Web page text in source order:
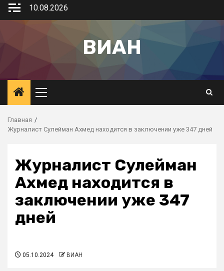
10.08.2026
ВИАН
Главная
Журналист Сулейман Ахмед находится в заключении уже 347 дней
Журналист Сулейман
Ахмед находится в
заключении уже 347
дней
05.10.2024 ВИАН